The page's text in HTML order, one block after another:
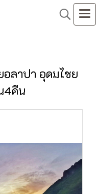
อลาปา อุดมไชย
4คืน